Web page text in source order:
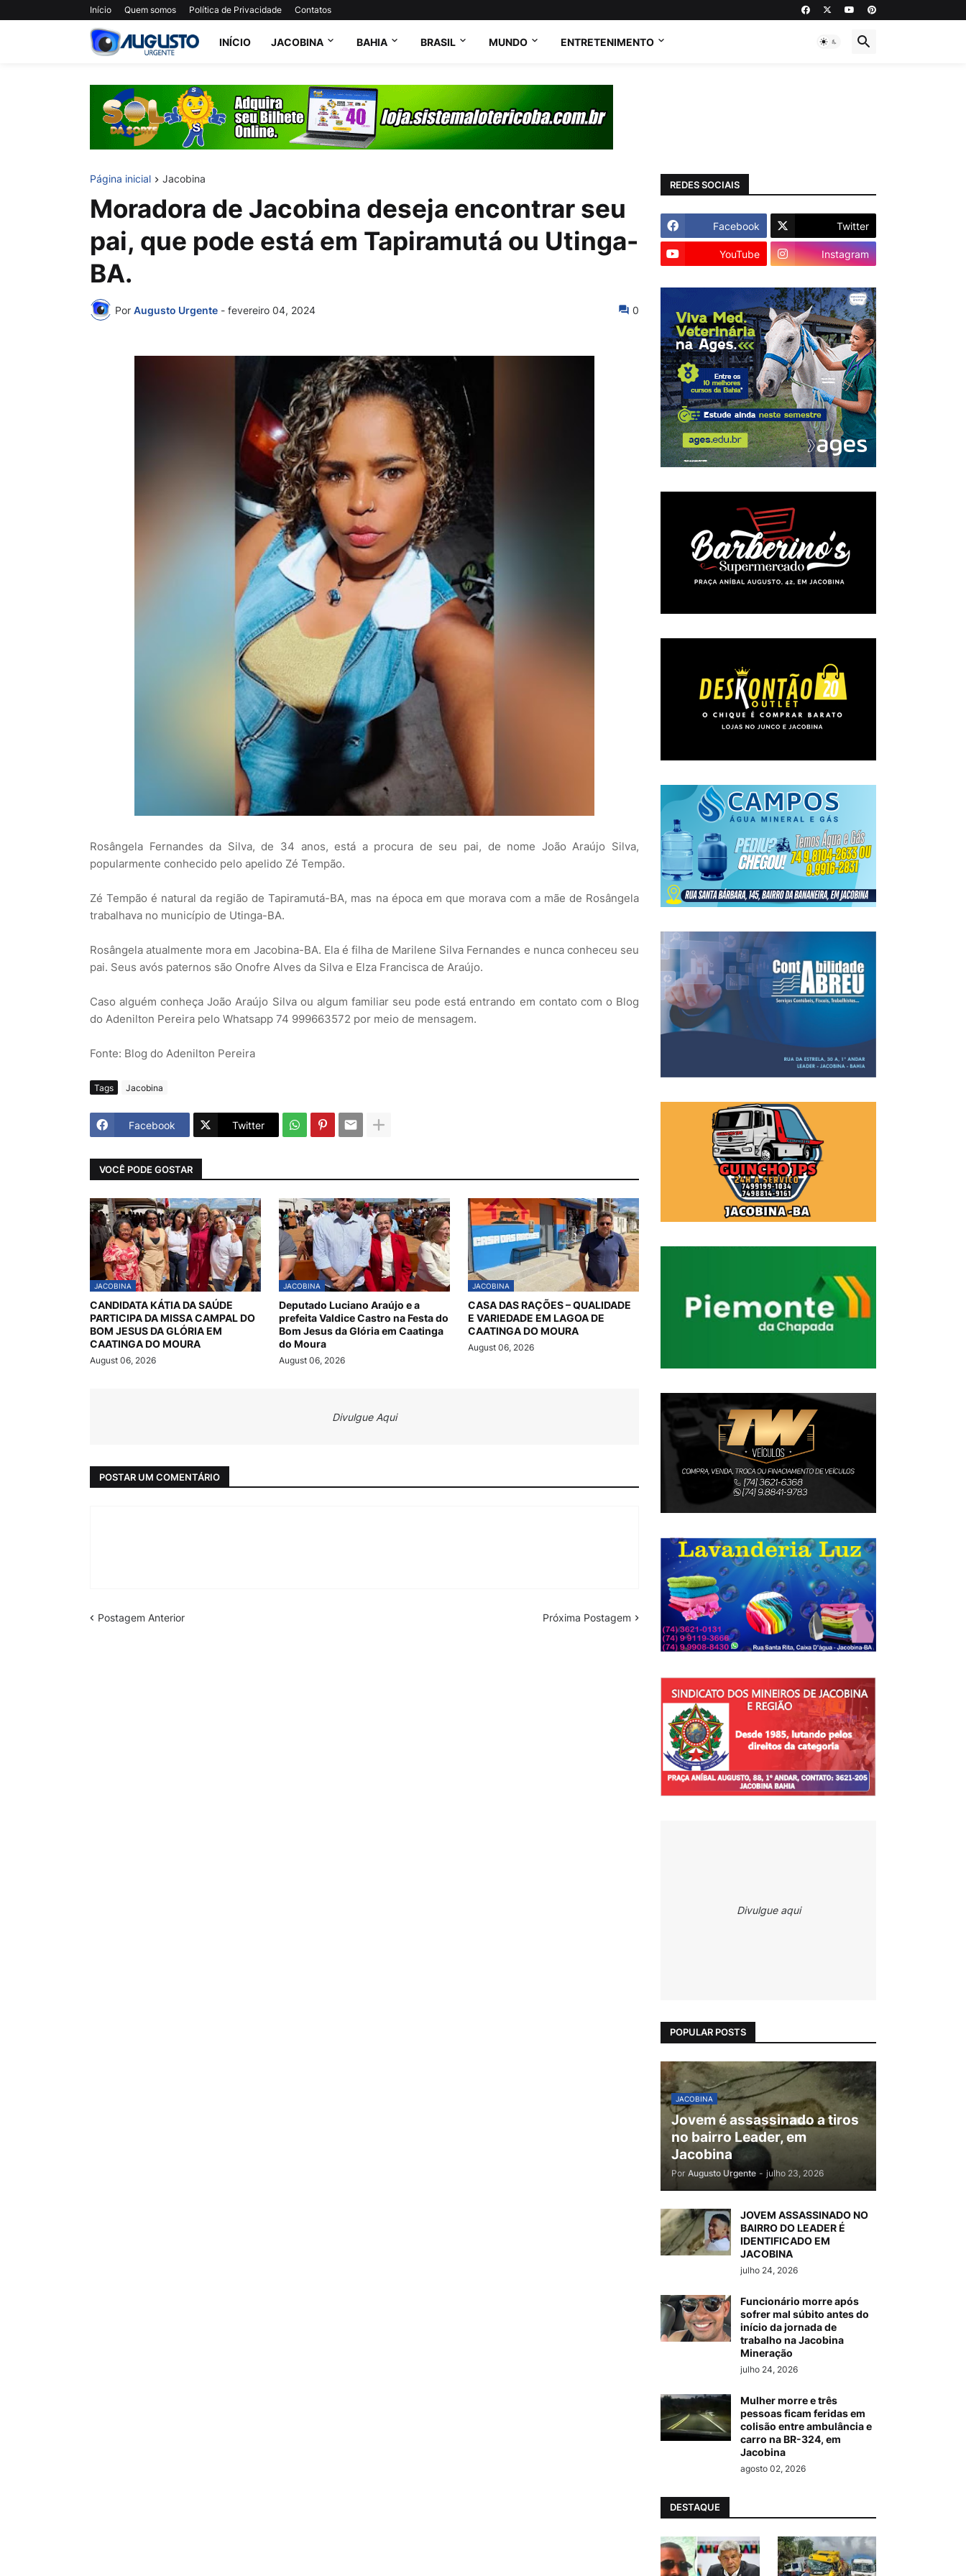
Início Quem somos Política de Privacidade Contatos
INÍCIO JACOBINA BAHIA BRASIL MUNDO ENTRETENIMENTO
Página inicial Jacobina
Moradora de Jacobina deseja encontrar seu
pai, que pode está em Tapiramutá ou Utinga-
BA.
Por Augusto Urgente - fevereiro 04, 2024 0
Rosângela Fernandes da Silva, de 34 anos, está a procura de seu pai, de nome João Araújo Silva,
popularmente conhecido pelo apelido Zé Tempão.
Zé Tempão é natural da região de Tapiramutá-BA, mas na época em que morava com a mãe de Rosângela
trabalhava no município de Utinga-BA.
Rosângela atualmente mora em Jacobina-BA. Ela é filha de Marilene Silva Fernandes e nunca conheceu seu
pai. Seus avós paternos são Onofre Alves da Silva e Elza Francisca de Araújo.
Caso alguém conheça João Araújo Silva ou algum familiar seu pode está entrando em contato com o Blog
do Adenilton Pereira pelo Whatsapp 74 999663572 por meio de mensagem.
Fonte: Blog do Adenilton Pereira
Tags Jacobina
Facebook Twitter
VOCÊ PODE GOSTAR
JACOBINA
CANDIDATA KÁTIA DA SAÚDE
PARTICIPA DA MISSA CAMPAL DO
BOM JESUS DA GLÓRIA EM
CAATINGA DO MOURA
August 06, 2026
JACOBINA
Deputado Luciano Araújo e a
prefeita Valdice Castro na Festa do
Bom Jesus da Glória em Caatinga
do Moura
August 06, 2026
JACOBINA
CASA DAS RAÇÕES – QUALIDADE
E VARIEDADE EM LAGOA DE
CAATINGA DO MOURA
August 06, 2026
Divulgue Aqui
POSTAR UM COMENTÁRIO
Postagem Anterior Próxima Postagem
REDES SOCIAIS
Facebook Twitter
YouTube Instagram
Divulgue aqui
POPULAR POSTS
JACOBINA
Jovem é assassinado a tiros
no bairro Leader, em
Jacobina
Por Augusto Urgente - julho 23, 2026
JOVEM ASSASSINADO NO
BAIRRO DO LEADER É
IDENTIFICADO EM
JACOBINA
julho 24, 2026
Funcionário morre após
sofrer mal súbito antes do
início da jornada de
trabalho na Jacobina
Mineração
julho 24, 2026
Mulher morre e três
pessoas ficam feridas em
colisão entre ambulância e
carro na BR-324, em
Jacobina
agosto 02, 2026
DESTAQUE